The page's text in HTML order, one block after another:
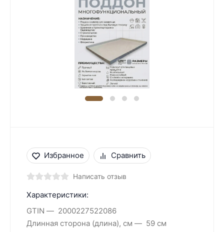
Избранное Сравнить
Написать отзыв
Характеристики:
GTIN
2000227522086
Длинная сторона (длина), см
59 см